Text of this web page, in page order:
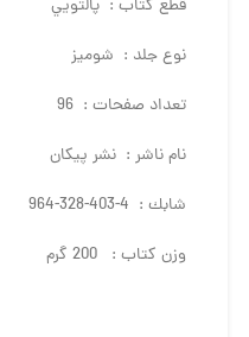
قطع كتاب : پالتويي
نوع جلد : شوميز
تعداد صفحات : 96
نام ناشر : نشر پيكان
شابك : 4-403-328-964
وزن كتاب : 200 گرم